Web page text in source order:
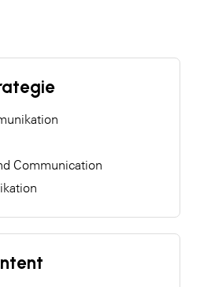
Communication